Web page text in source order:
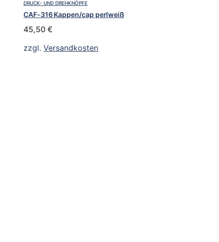
DRUCK- UND DREHKNÖPFE
CAF-316 Kappen/cap perlweiß
45,50 €
zzgl. Versandkosten